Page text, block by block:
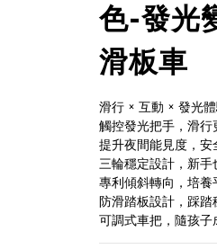
色-發光
滑板車
滑行 × 互動 × 發光
觸控發光把手，滑行
提升夜間能見度，安
三輪穩定設計，新手
專利傾斜轉向，培養
防滑踏板設計，踩踏
可調式車把，隨孩子